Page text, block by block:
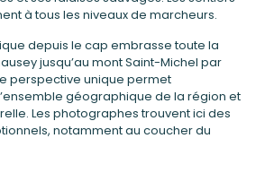
à tous les niveaux de marcheurs.
depuis le cap embrasse toute la
jusqu’au mont Saint-Michel par
perspective unique permet
géographique de la région et
Les photographes trouvent ici des
notamment au coucher du